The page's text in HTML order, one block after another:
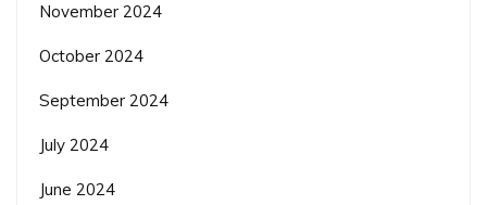
November 2024
October 2024
September 2024
July 2024
June 2024